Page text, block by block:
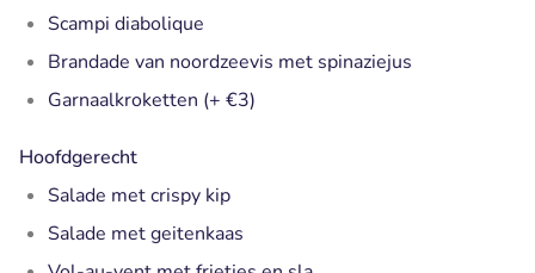
Scampi diabolique
Brandade van noordzeevis met spinaziejus
Garnaalkroketten (+ €3)
Hoofdgerecht
Salade met crispy kip
Salade met geitenkaas